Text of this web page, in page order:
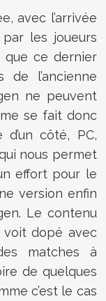
avec l’arrivée
les joueurs
que ce dernier
de l’ancienne
ne peuvent
se fait donc
côté, PC,
nous permet
effort pour le
version enfin
Le contenu
voit dopé avec
matches à
de quelques
c’est le cas